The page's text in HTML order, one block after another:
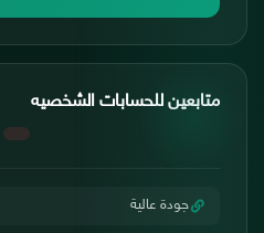
متابعين للحسابات الشخصيه
جودة عالية